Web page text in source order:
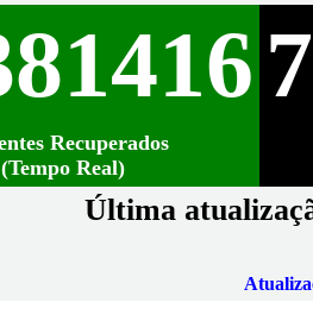
Recuperados
(Tempo Real)
Última